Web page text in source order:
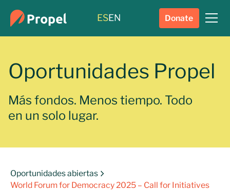
ESEN Donate
Oportunidades Propel
Más fondos. Menos tiempo. Todo
en un solo lugar.
Oportunidades abiertas
World Forum for Democracy 2025 – Call for Initiatives